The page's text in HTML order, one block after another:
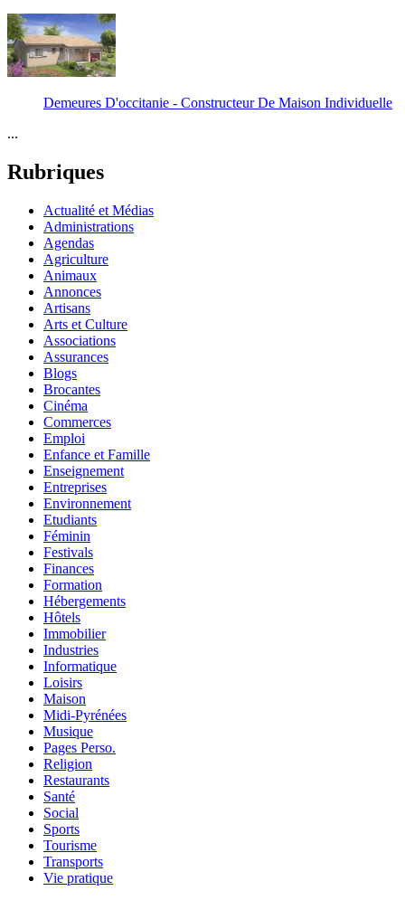
Demeures D'occitanie - Constructeur De Maison Individuelle
...
Rubriques
Actualité et Médias
Administrations
Agendas
Agriculture
Animaux
Annonces
Artisans
Arts et Culture
Associations
Assurances
Blogs
Brocantes
Cinéma
Commerces
Emploi
Enfance et Famille
Enseignement
Entreprises
Environnement
Etudiants
Féminin
Festivals
Finances
Formation
Hébergements
Hôtels
Immobilier
Industries
Informatique
Loisirs
Maison
Midi-Pyrénées
Musique
Pages Perso.
Religion
Restaurants
Santé
Social
Sports
Tourisme
Transports
Vie pratique